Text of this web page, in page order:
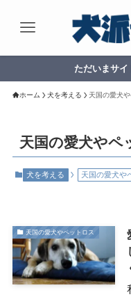
ただいまサイ
ホーム 犬を考える 天国の愛犬
天国の愛犬やペ
犬を考える 天国の愛犬や
天国の愛犬やペットロス